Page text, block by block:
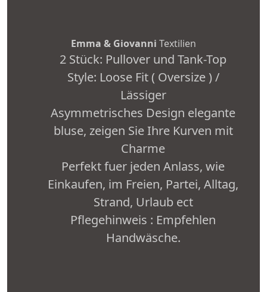
Emma & Giovanni Textilien
2 Stück: Pullover und Tank-Top
Style: Loose Fit ( Oversize ) /
Lässiger
Asymmetrisches Design elegante
bluse, zeigen Sie Ihre Kurven mit
Charme
Perfekt fuer jeden Anlass, wie
Einkaufen, im Freien, Partei, Alltag,
Strand, Urlaub ect
Pflegehinweis : Empfehlen
Handwäsche.